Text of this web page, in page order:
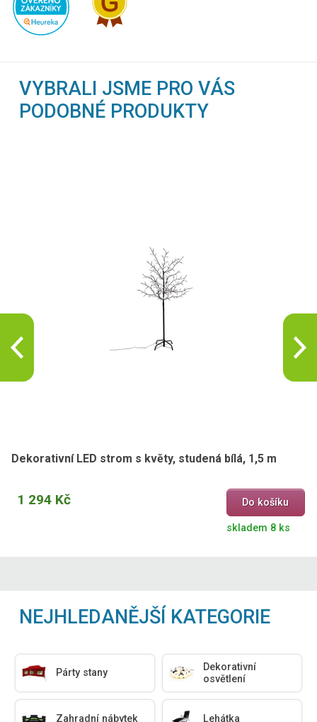
VYBRALI JSME PRO VÁS
PODOBNÉ PRODUKTY
Dekorativní LED strom s květy, studená bílá, 1,5 m
1 294 Kč Do košíku
skladem 8 ks
NEJHLEDANĚJŠÍ KATEGORIE
Párty stany
Dekorativní
osvětlení
Zahradní nábytek Lehátka